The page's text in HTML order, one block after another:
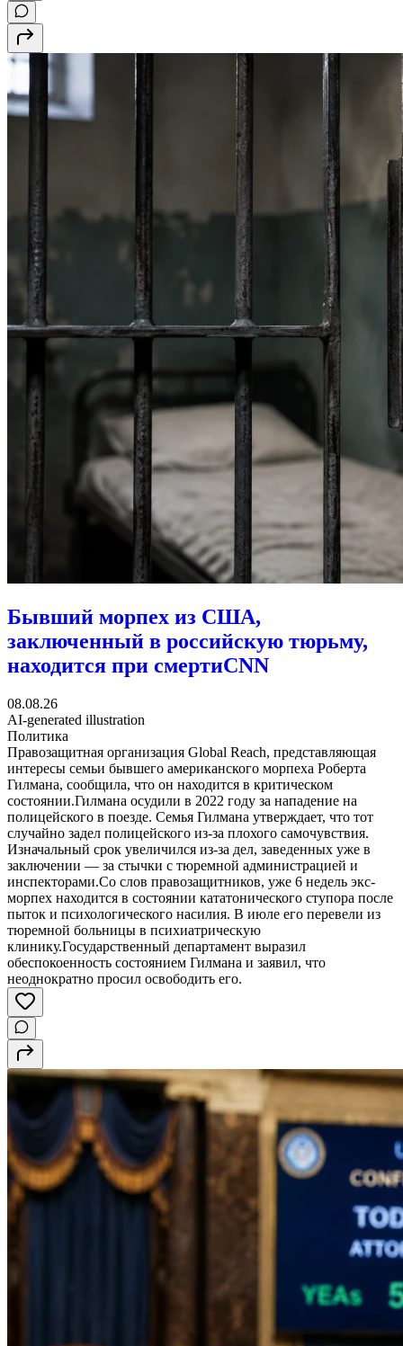
Бывший морпех из США,
заключенный в российскую тюрьму,
находится при смертиCNN
08.08.26
AI-generated illustration
Политика
Правозащитная организация Global Reach, представляющая
интересы семьи бывшего американского морпеха Роберта
Гилмана, сообщила, что он находится в критическом
состоянии.Гилмана осудили в 2022 году за нападение на
полицейского в поезде. Семья Гилмана утверждает, что тот
случайно задел полицейского из-за плохого самочувствия.
Изначальный срок увеличился из-за дел, заведенных уже в
заключении — за стычки с тюремной администрацией и
инспекторами.Со слов правозащитников, уже 6 недель экс-
морпех находится в состоянии кататонического ступора после
пыток и психологического насилия. В июле его перевели из
тюремной больницы в психиатрическую
клинику.Государственный департамент выразил
обеспокоенность состоянием Гилмана и заявил, что
неоднократно просил освободить его.